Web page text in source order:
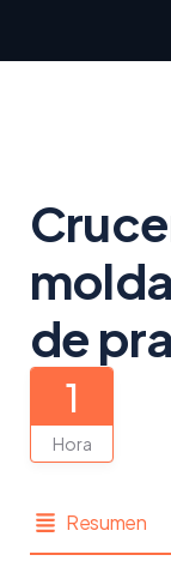
de
1
Hora
Resumen